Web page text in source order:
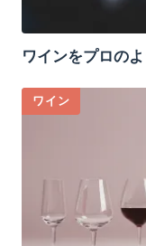
ワインをプロの
ワイン